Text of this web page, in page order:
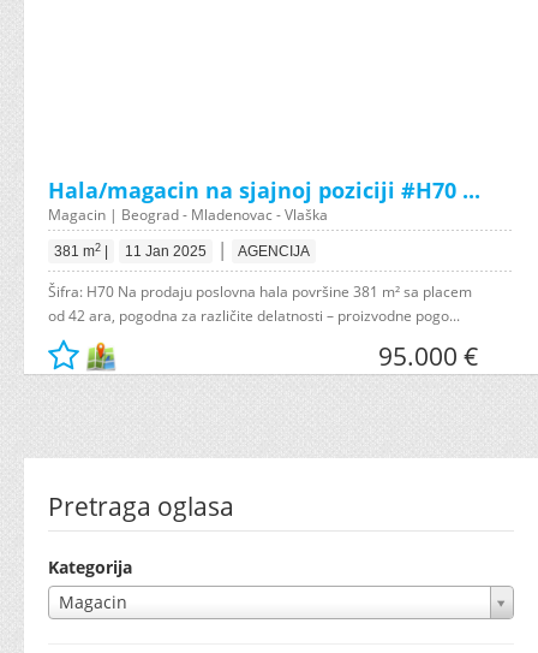
Hala/magacin na sjajnoj poziciji #H70 ...
Magacin | Beograd - Mladenovac - Vlaška
381 m2 11 Jan 2025 | AGENCIJA
Šifra: H70 Na prodaju poslovna hala površine 381 m² sa placem
od 42 ara, pogodna za različite delatnosti – proizvodne pogo...
95.000 €
Pretraga oglasa
Kategorija
Magacin